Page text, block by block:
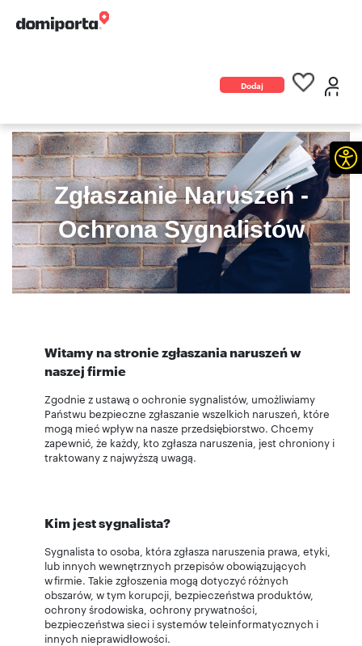
Dodaj
Zgłaszanie Naruszeń -
Ochrona Sygnalistów
Witamy na stronie zgłaszania naruszeń w
naszej firmie
Zgodnie z ustawą o ochronie sygnalistów, umożliwiamy
Państwu bezpieczne zgłaszanie wszelkich naruszeń, które
mogą mieć wpływ na nasze przedsiębiorstwo. Chcemy
zapewnić, że każdy, kto zgłasza naruszenia, jest chroniony i
traktowany z najwyższą uwagą.
Kim jest sygnalista?
Sygnalista to osoba, która zgłasza naruszenia prawa, etyki,
lub innych wewnętrznych przepisów obowiązujących
w firmie. Takie zgłoszenia mogą dotyczyć różnych
obszarów, w tym korupcji, bezpieczeństwa produktów,
ochrony środowiska, ochrony prywatności,
bezpieczeństwa sieci i systemów teleinformatycznych i
innych nieprawidłowości.